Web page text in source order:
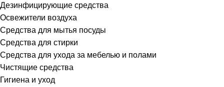
Дезинфицирующие средства
Освежители воздуха
Средства для мытья посуды
Средства для стирки
Средства для ухода за мебелью и полами
Чистящие средства
Гигиена и уход